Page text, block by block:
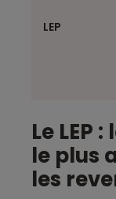
LEP
Le LEP
le plus
les